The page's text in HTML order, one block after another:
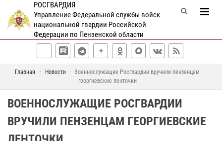
РОСГВАРДИЯ
Управление Федеральной службы войск
национальной гвардии Российской
Федерации по Пензенской области
Главная Новости
Военнослужащие Росгвардии вручили пензенцам
георгиевские ленточки
ВОЕННОСЛУЖАЩИЕ РОСГВАРДИИ
ВРУЧИЛИ ПЕНЗЕНЦАМ ГЕОРГИЕВСКИЕ